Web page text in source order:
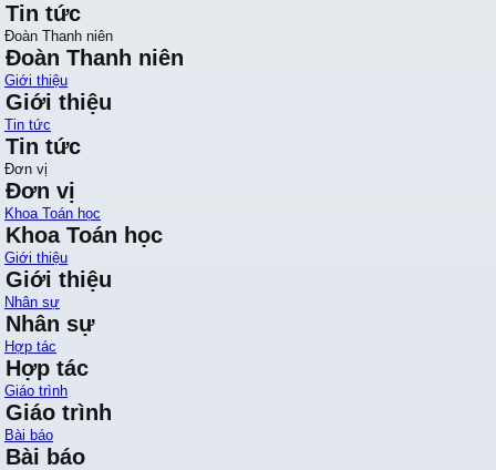
Tin tức
Đoàn Thanh niên
Đoàn Thanh niên
Giới thiệu
Giới thiệu
Tin tức
Tin tức
Đơn vị
Đơn vị
Khoa Toán học
Khoa Toán học
Giới thiệu
Giới thiệu
Nhân sự
Nhân sự
Hợp tác
Hợp tác
Giáo trình
Giáo trình
Bài báo
Bài báo